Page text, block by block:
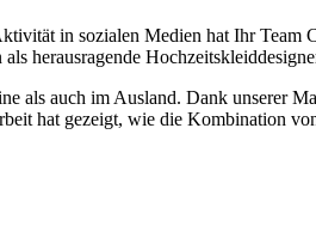
in sozialen Medien hat Ihr Team
herausragende
als auch im Ausland. Dank unserer
hat gezeigt, wie die Kombination